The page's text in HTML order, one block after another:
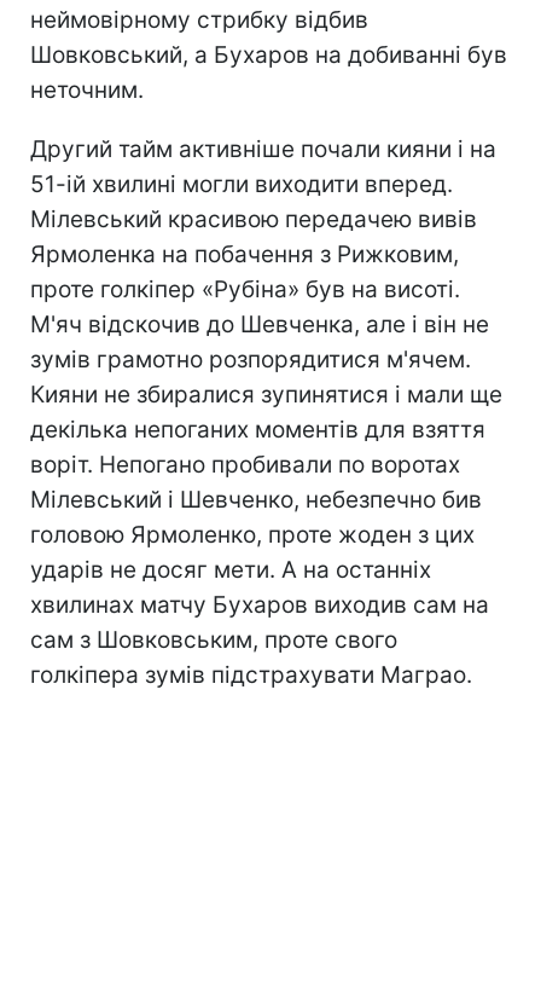
неймовірному стрибку відбив
Шовковський, а Бухаров на добиванні був
неточним.
Другий тайм активніше почали кияни і на
51-ій хвилині могли виходити вперед.
Мілевський красивою передачею вивів
Ярмоленка на побачення з Рижковим,
проте голкіпер «Рубіна» був на висоті.
М'яч відскочив до Шевченка, але і він не
зумів грамотно розпорядитися м'ячем.
Кияни не збиралися зупинятися і мали ще
декілька непоганих моментів для взяття
воріт. Непогано пробивали по воротах
Мілевський і Шевченко, небезпечно бив
головою Ярмоленко, проте жоден з цих
ударів не досяг мети. А на останніх
хвилинах матчу Бухаров виходив сам на
сам з Шовковським, проте свого
голкіпера зумів підстрахувати Маграо.